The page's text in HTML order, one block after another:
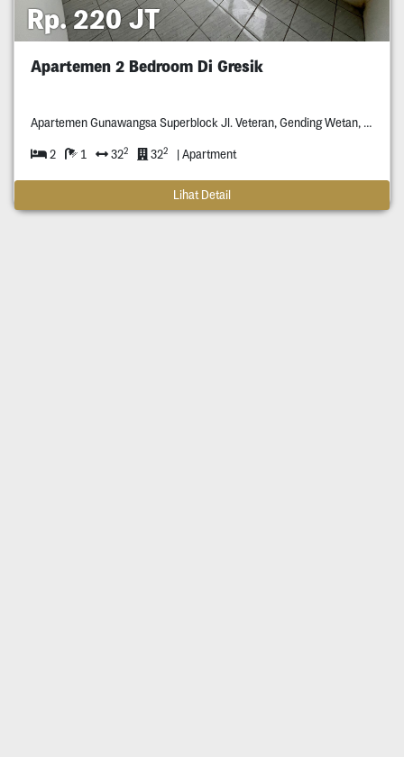
Rp. 220 JT
Apartemen 2 Bedroom Di Gresik
Apartemen Gunawangsa Superblock Jl. Veteran, Gending Wetan, Singosari Kec. Kebomas, Gresik
2 1 322 322 | Apartment
Lihat Detail